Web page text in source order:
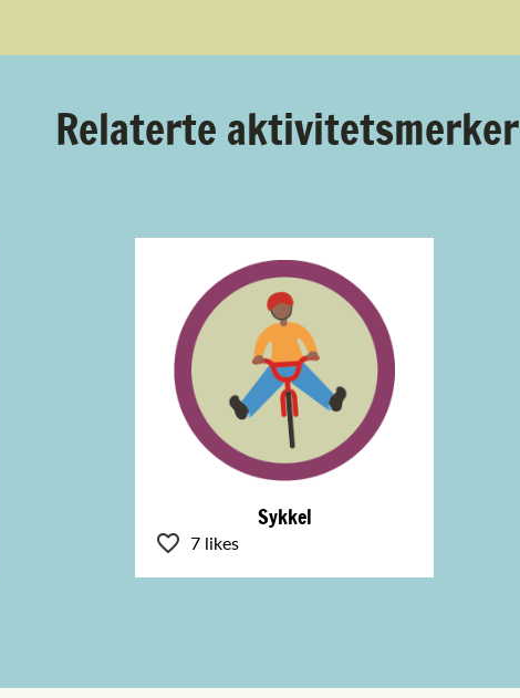
Relaterte aktivitetsmerker
Sykkel
7 likes